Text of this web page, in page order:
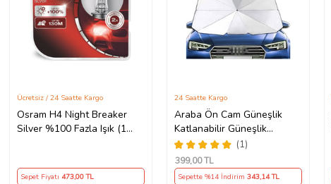
Osram H4 Night Breaker
Silver %100 Fazla Işık (1
Ücretsiz / 24 Saatte Kargo
Sepet Fiyatı 473,00 TL
Araba Ön Cam Güneşlik
Katlanabilir Güneşlik
Şemsiye Ön Cam Gölgelik
ESNEK (Sarı)
(1)
24 Saatte Kargo
399,00 TL
Sepette %14 İndirim 343,14 TL